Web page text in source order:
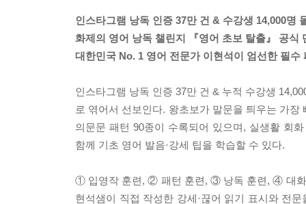
인스타그램 낭독 인증 37만 건 & 수강생 14,000명
화제의 영어 낭독 챌린지 『영어 초보 탈출』 공식
대한민국 No. 1 영어 전문가 이현석이 엄선한 필
인스타그램 낭독 인증 37만 건 & 누적 수강생
로 엮어서 선보인다. 왕초보가 말문을 틔우는 가장
의문문 패턴 90종이 수록되어 있으며, 실생활 회
함께 기초 영어 발음·강세 팁을 학습할 수 있다.
① 입영작 훈련, ② 패턴 훈련, ③ 낭독 훈련, ④ 대화
현석샘이 직접 작성한 강세·끊어 읽기 표시와 전